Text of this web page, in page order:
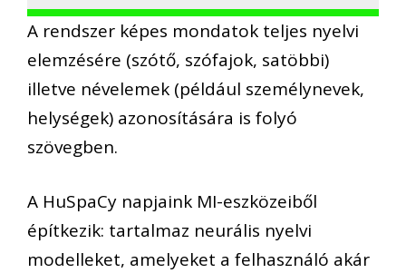
A rendszer képes mondatok teljes nyelvi
elemzésére (szótő, szófajok, satöbbi)
illetve névelemek (például személynevek,
helységek) azonosítására is folyó
szövegben.
A HuSpaCy napjaink MI-eszközeiből
építkezik: tartalmaz neurális nyelvi
modelleket, amelyeket a felhasználó akár